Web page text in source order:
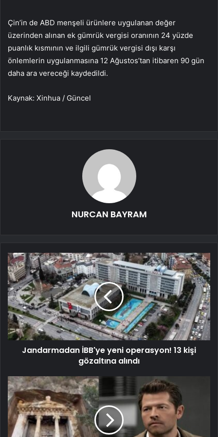
Çin’in de ABD menşeli ürünlere uygulanan değer
üzerinden alınan ek gümrük vergisi oranının 24 yüzde
puanlık kısmının ve ilgili gümrük vergisi dışı karşı
önlemlerin uygulanmasına 12 Ağustos’tan itibaren 90 gün
daha ara vereceği kaydedildi.
Kaynak: Xinhua / Güncel
NURCAN BAYRAM
Jandarmadan İBB'ye yeni operasyon! 13 kişi
gözaltına alındı